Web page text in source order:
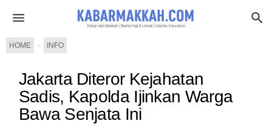
HOME › INFO
Jakarta Diteror Kejahatan
Sadis, Kapolda Ijinkan Warga
Bawa Senjata Ini